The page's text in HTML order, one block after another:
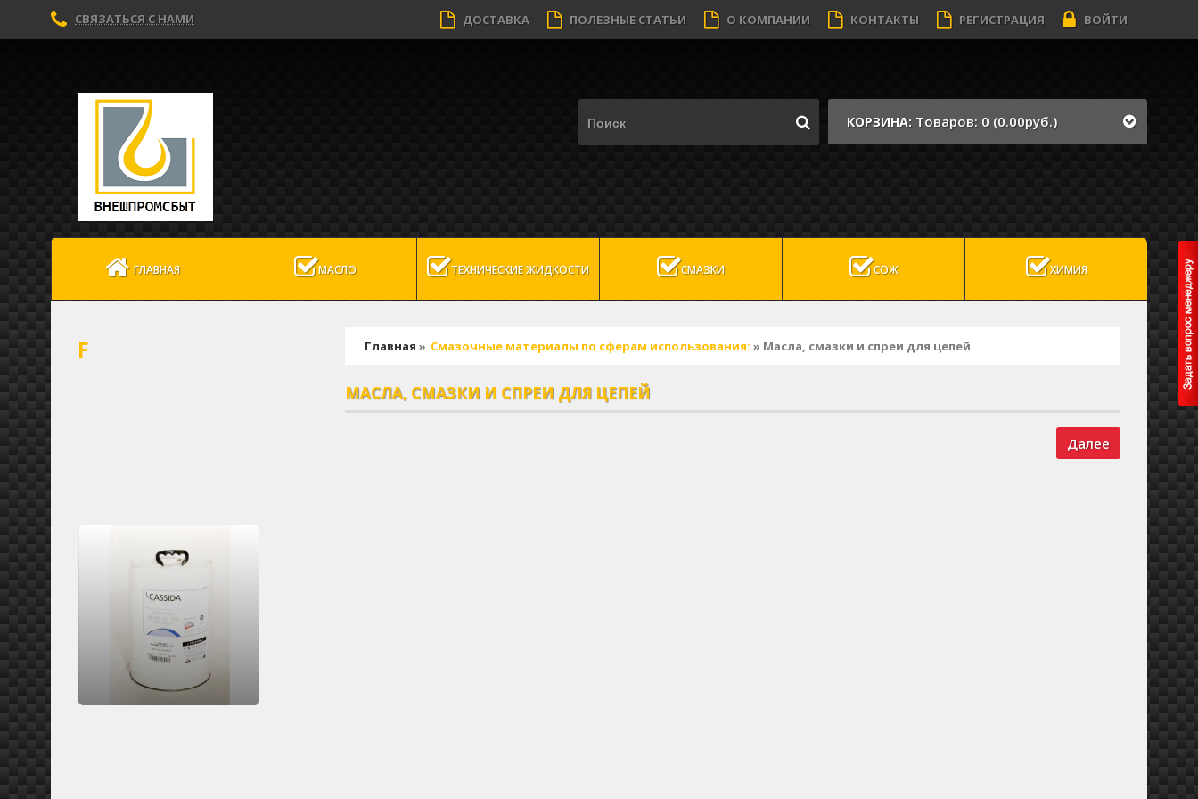
СВЯЗАТЬСЯ С НАМИ ДОСТАВКА ПОЛЕЗНЫЕ СТАТЬИ О КОМПАНИИ КОНТАКТЫ РЕГИСТРАЦИЯ ВОЙТИ
КОРЗИНА: Товаров: 0 (0.00руб.)
ГЛАВНАЯ МАСЛО ТЕХНИЧЕСКИЕ ЖИДКОСТИ СМАЗКИ СОЖ ХИМИЯ
Главная » Смазочные материалы по сферам использования: » Масла, смазки и спреи для цепей
МАСЛА, СМАЗКИ И СПРЕИ ДЛЯ ЦЕПЕЙ
Далее
F